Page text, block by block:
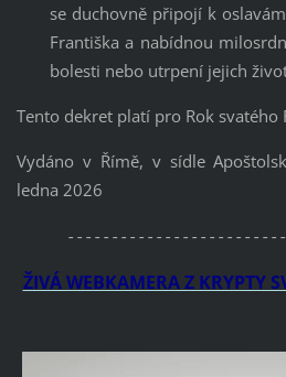
se duchovně připojí k
Františka a nabídnou
bolesti nebo utrpení jejich
Tento dekret platí pro Rok svatého
Vydáno v Římě, v sídle
ledna 2026
ŽIVÁ WEBKAMERA Z KRYPTY